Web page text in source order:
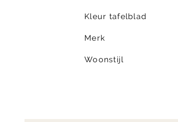
Kleur tafelblad
Merk
Woonstijl